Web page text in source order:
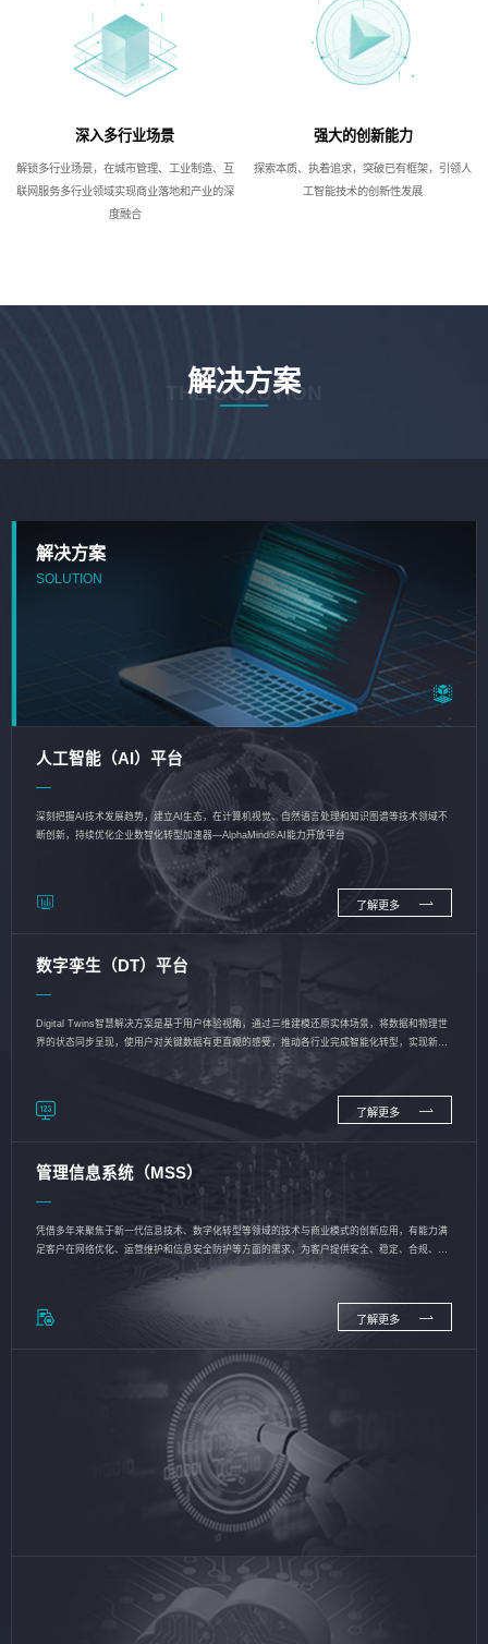
深入多行业场景
解锁多行业场景，在城市管理、工业制造、互
联网服务多行业领域实现商业落地和产业的深
度融合
强大的创新能力
探索本质、执着追求，突破已有框架，引领人
工智能技术的创新性发展
解决方案
THE SOLUTION
解决方案
SOLUTION
人工智能（AI）平台
深刻把握AI技术发展趋势，建立AI生态，在计算机视觉、自然语言处理和知识图谱等技术领域不
断创新，持续优化企业数智化转型加速器—AlphaMind®AI能力开放平台
了解更多
数字孪生（DT）平台
Digital Twins智慧解决方案是基于用户体验视角，通过三维建模还原实体场景，将数据和物理世
界的状态同步呈现，使用户对关键数据有更直观的感受，推动各行业完成智能化转型，实现新旧
了解更多
管理信息系统（MSS）
凭借多年来聚焦于新一代信息技术、数字化转型等领域的技术与商业模式的创新应用，有能力满
足客户在网络优化、运营维护和信息安全防护等方面的需求，为客户提供安全、稳定、合规、持
了解更多